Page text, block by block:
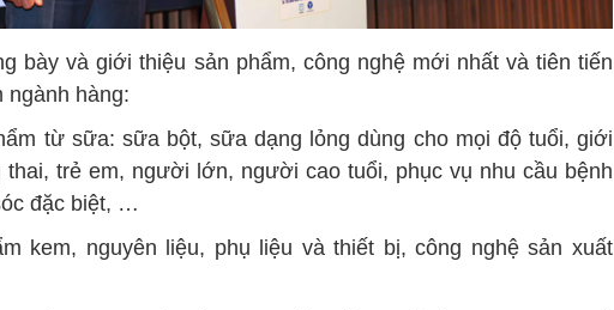
bày và giới thiệu sản phẩm, công nghệ mới nhất và tiên tiến
ngành hàng:
từ sữa: sữa bột, sữa dạng lỏng dùng cho mọi độ tuổi, giới
trẻ em, người lớn, người cao tuổi, phục vụ nhu cầu bệnh
đặc biệt, …
kem, nguyên liệu, phụ liệu và thiết bị, công nghệ sản xuất